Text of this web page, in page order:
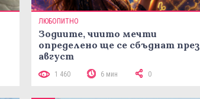
ЛЮБОПИТНО
Зодиите, чиито мечти
определено ще се сбъднат през
август
1 460 6 мин 0